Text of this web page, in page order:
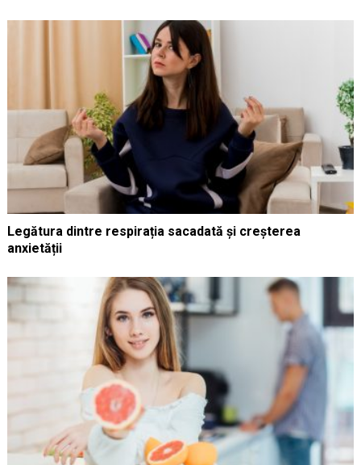
Legătura dintre respirația sacadată și creșterea
anxietății